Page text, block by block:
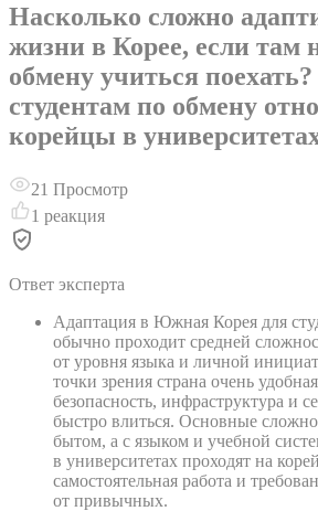
Насколько сложно
жизни в Корее, если там
обмену учиться
студентам по обмену
корейцы в
21 Просмотр
1 реакция
Ответ эксперта
Адаптация в Южная Корея для
обычно проходит средней
от уровня языка и личной
точки зрения страна очень
безопасность, инфраструктура и
быстро влиться. Основные
бытом, а с языком и учебной
в университетах проходят на
самостоятельная работа и
от привычных.